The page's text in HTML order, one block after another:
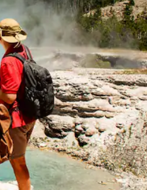
y hacia abajo o explora con el